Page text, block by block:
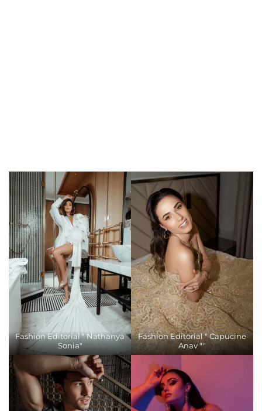
Fashion Editorial " Nathanya
Sonia"
Fashion Editorial " Capucine
Anav ""